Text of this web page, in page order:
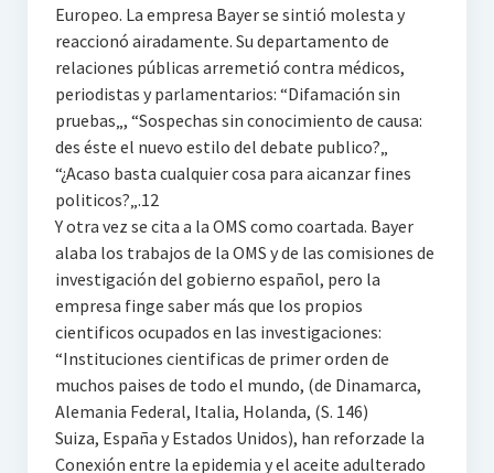
Europeo. La empresa Bayer se sintió molesta y
reaccionó airadamente. Su departamento de
relaciones públicas arremetió contra médicos,
periodistas y parlamentarios: “Difamación sin
pruebas„, “Sospechas sin conocimiento de causa:
des éste el nuevo estilo del debate publico?„
“¿Acaso basta cualquier cosa para aicanzar fines
politicos?„.12
Y otra vez se cita a la OMS como coartada. Bayer
alaba los trabajos de la OMS y de las comisiones de
investigación del gobierno español, pero la
empresa finge saber más que los propios
cientificos ocupados en las investigaciones:
“Instituciones cientificas de primer orden de
muchos paises de todo el mundo, (de Dinamarca,
Alemania Federal, Italia, Holanda, (S. 146)
Suiza, España y Estados Unidos), han reforzade la
Conexión entre la epidemia y el aceite adulterado